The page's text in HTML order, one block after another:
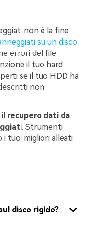
non è la fine
su un disco
errori del file
il tuo hard
se il tuo HDD ha
non
recupero dati da
. Strumenti
i tuoi migliori alleati
disco rigido?